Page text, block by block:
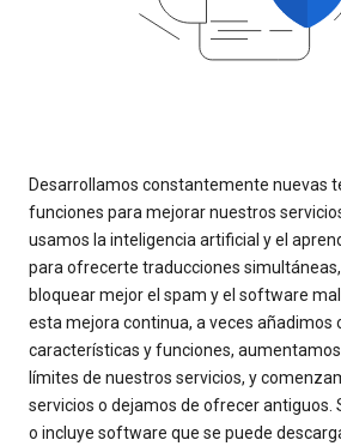
Desarrollamos constantemente nuevas
funciones para mejorar nuestros
usamos la inteligencia artificial y el
para ofrecerte traducciones
bloquear mejor el spam y el software
esta mejora continua, a veces añadimos
características y funciones,
límites de nuestros servicios, y
servicios o dejamos de ofrecer antiguos.
o incluye software que se puede